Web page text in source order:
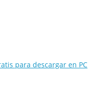
para descargar en PC